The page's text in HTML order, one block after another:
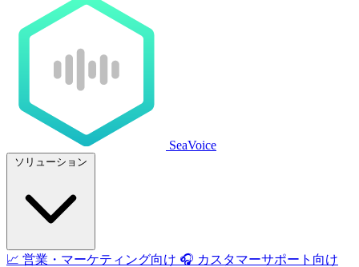
SeaVoice
ソリューション
📈 営業・マーケティング向け 🎧 カスタマーサポート向け